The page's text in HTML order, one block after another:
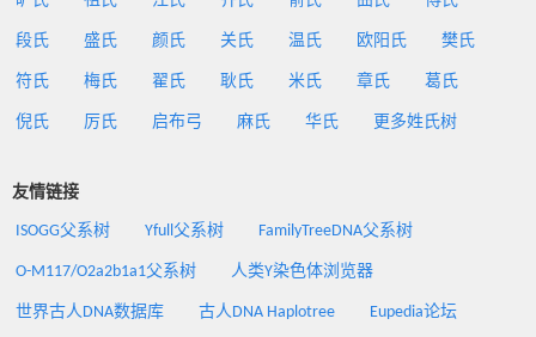
段氏 盛氏 颜氏 关氏 温氏 欧阳氏 樊氏
符氏 梅氏 翟氏 耿氏 米氏 章氏 葛氏
倪氏 厉氏 启布弓 麻氏 华氏 更多姓氏树
友情链接
ISOGG父系树 Yfull父系树 FamilyTreeDNA父系树
O-M117/O2a2b1a1父系树 人类Y染色体浏览器
世界古人DNA数据库 古人DNA Haplotree Eupedia论坛